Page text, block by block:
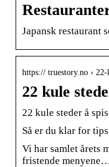
Japansk restaurant
https:// truestory.no ›
22 kule
22 kule steder å
Så er du klar for
Vi har samlet årets
fristende menyene…